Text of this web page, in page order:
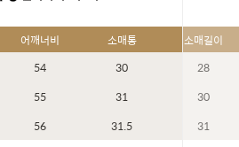
어깨너비 소매통 소매길이
54 30 28
55 31 30
56 31.5 31